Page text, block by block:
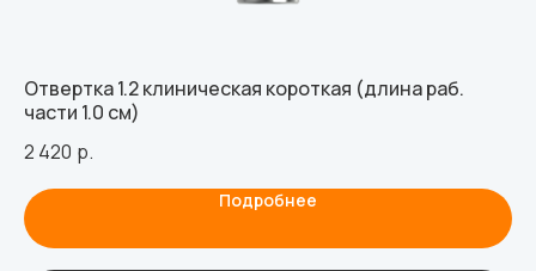
Отвертка 1.2 клиническая короткая (длина раб.
части 1.0 см)
2 420 р.
Подробнее